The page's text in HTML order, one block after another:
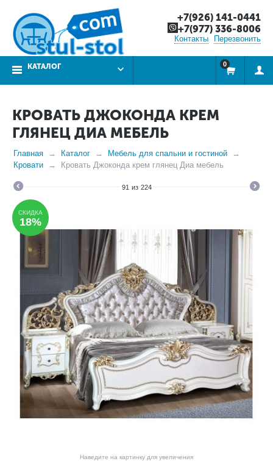
+7(926) 141-0441
+7(977) 336-8006
Контакты Перезвонить
КАТАЛОГ 0
КРОВАТЬ ДЖОКОНДА КРЕМ
ГЛЯНЕЦ ДИА МЕБЕЛЬ
Главная Каталог
Мебель для спальни и гостиной
Кровати
Кровать Джоконда крем глянец Диа мебель
91 из 224
СКИДКА
18%
Наведите на картинку для увеличения